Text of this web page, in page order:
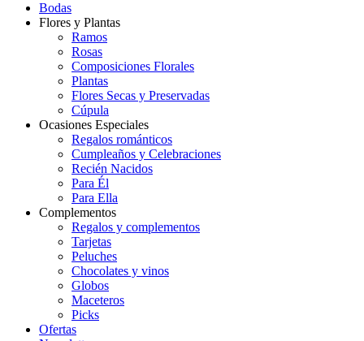
Bodas
Flores y Plantas
Ramos
Rosas
Composiciones Florales
Plantas
Flores Secas y Preservadas
Cúpula
Ocasiones Especiales
Regalos románticos
Cumpleaños y Celebraciones
Recién Nacidos
Para Él
Para Ella
Complementos
Regalos y complementos
Tarjetas
Peluches
Chocolates y vinos
Globos
Maceteros
Picks
Ofertas